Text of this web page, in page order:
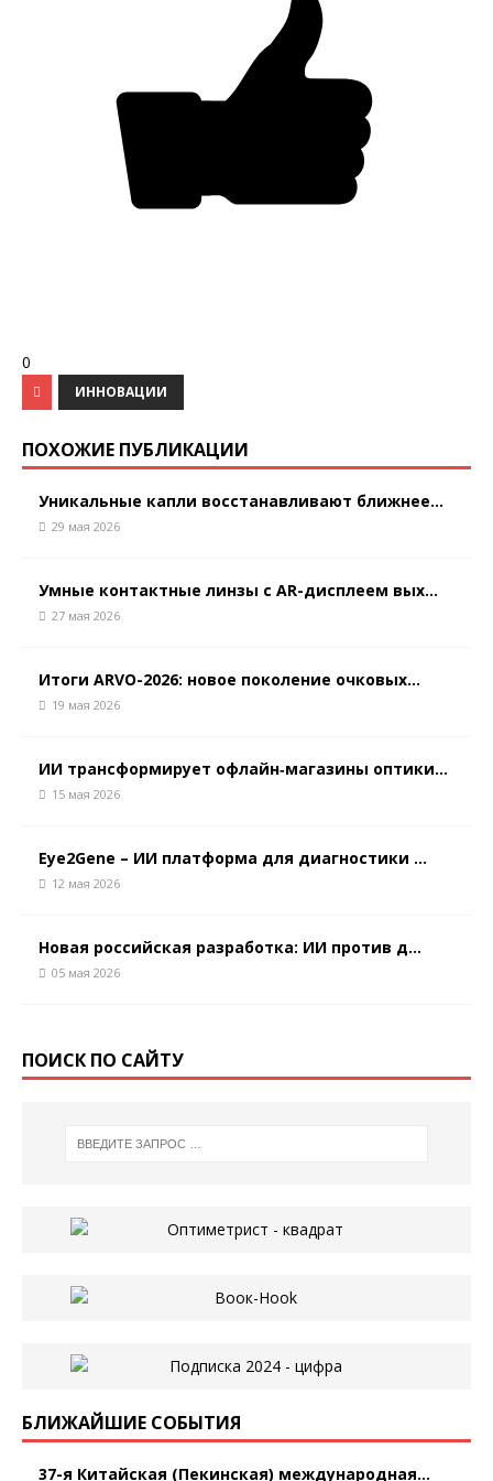
0
ИННОВАЦИИ
ПОХОЖИЕ ПУБЛИКАЦИИ
Уникальные капли восстанавливают ближнее...
29 мая 2026
Умные контактные линзы с AR-дисплеем вых...
27 мая 2026
Итоги ARVO-2026: новое поколение очковых...
19 мая 2026
ИИ трансформирует офлайн‑магазины оптики...
15 мая 2026
Eye2Gene – ИИ платформа для диагностики ...
12 мая 2026
Новая российская разработка: ИИ против д...
05 мая 2026
ПОИСК ПО САЙТУ
БЛИЖАЙШИЕ СОБЫТИЯ
37-я Китайская (Пекинская) международная...